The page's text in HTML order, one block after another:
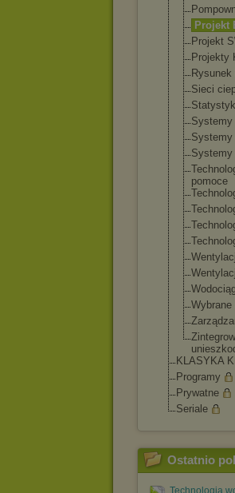
Projekt
Projekt
Projekty
Sieci
Systemy
Systemy
Systemy
pomoce
Wybrane
KLASYKA
Programy
Prywatne
Seriale
Ostatnio
Technologia